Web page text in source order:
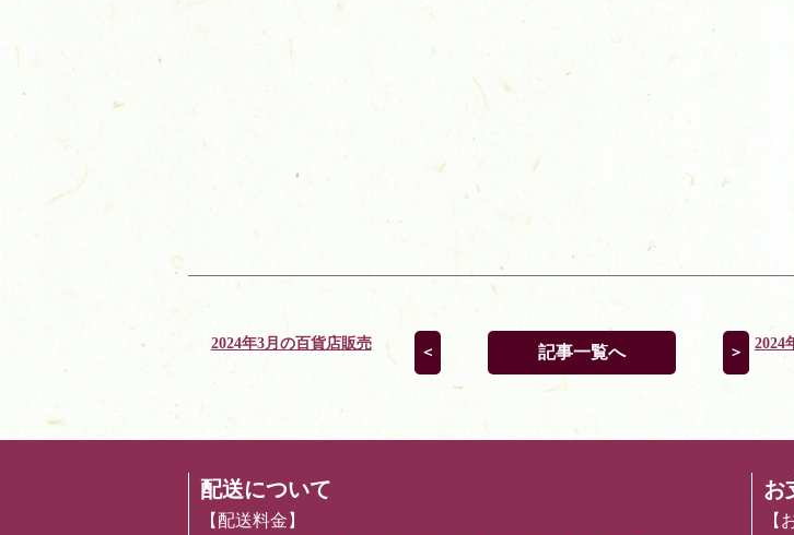
2024年3月の百貨店販売
＜ 記事一覧へ ＞
2024
配送について
【配送料金】
お
【